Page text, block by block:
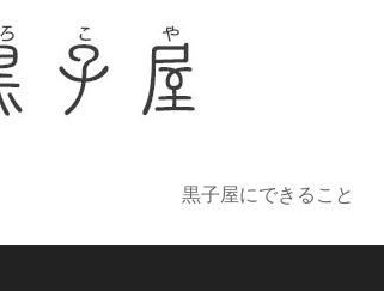
黒子屋にできること